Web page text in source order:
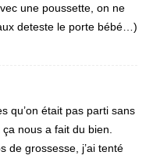
une poussette, on ne
deteste le porte bébé…)
qu’on était pas parti sans
nous a fait du bien.
de grossesse, j’ai tenté